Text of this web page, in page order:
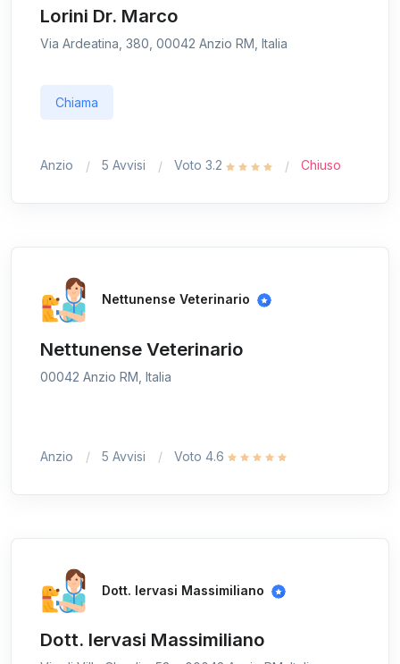
Lorini Dr. Marco
Via Ardeatina, 380, 00042 Anzio RM, Italia
Chiama
Anzio 5 Avvisi Voto 3.2 Chiuso
Nettunense Veterinario
Nettunense Veterinario
00042 Anzio RM, Italia
Anzio 5 Avvisi Voto 4.6
Dott. Iervasi Massimiliano
Dott. Iervasi Massimiliano